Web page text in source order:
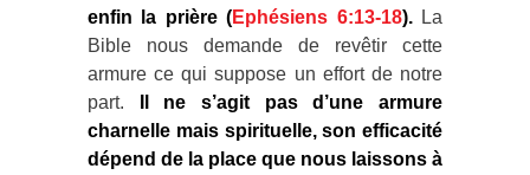
enfin la prière (Ephésiens 6:13-18).La
Bible nous demande de revêtir cette
armure ce qui suppose un effort de notre
part.
Il ne s’agit pas d’une armure
charnelle mais spirituelle, son efficacité
dépend de la place que nous laissons à